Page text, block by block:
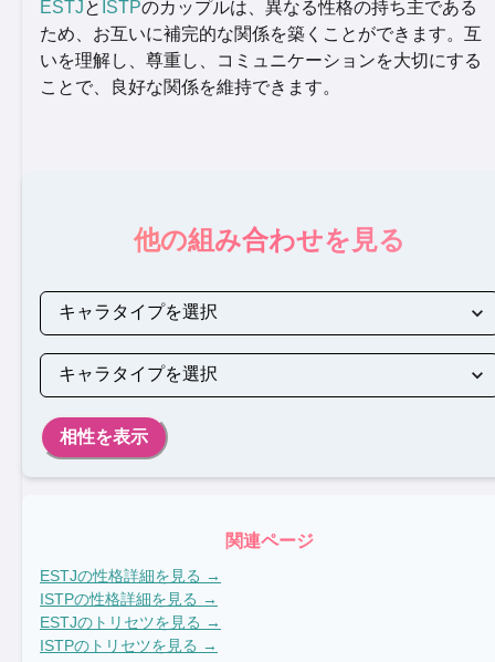
ESTJと ISTPのカップルは、異なる性格の持ち主である
ため、お互いに補完的な関係を築くことができます。互
いを理解し、尊重し、コミュニケーションを大切にする
ことで、良好な関係を維持できます。
他の組み合わせを見る
相性を表示
関連ページ
ESTJの性格詳細を見る →
ISTPの性格詳細を見る →
ESTJのトリセツを見る →
ISTPのトリセツを見る →